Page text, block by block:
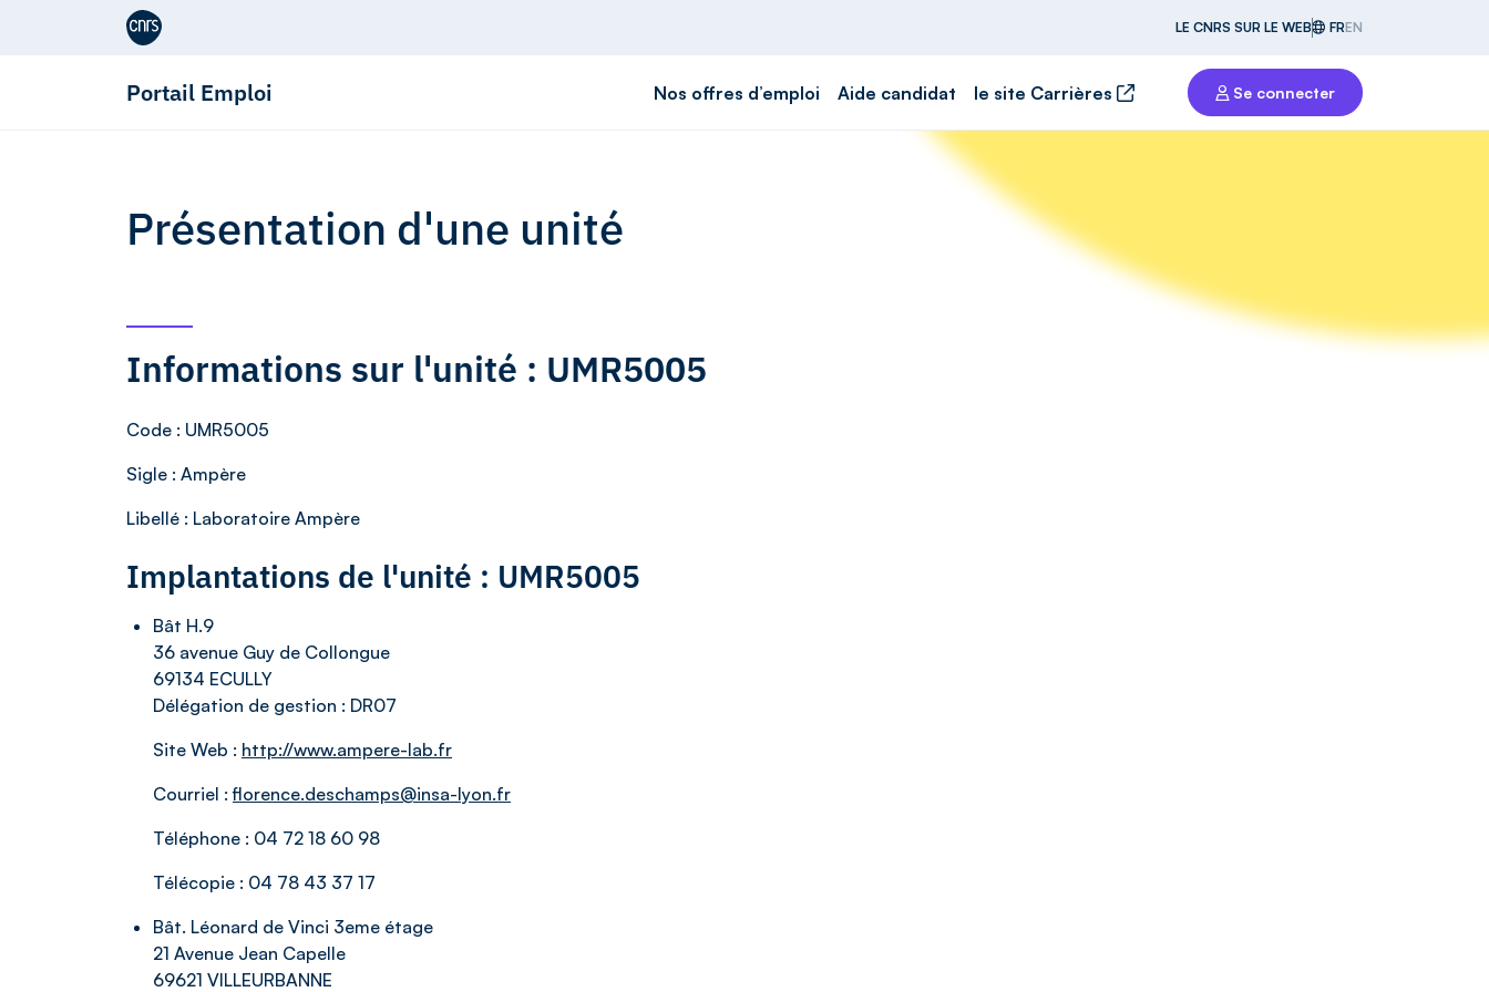
Aller au contenu
LE CNRS SUR LE WEB FREN
Portail Emploi Nos offres d’emploi Aide candidat le site Carrières Se connecter
Présentation d'une unité
Informations sur l'unité : UMR5005
Code : UMR5005
Sigle : Ampère
Libellé : Laboratoire Ampère
Implantations de l'unité : UMR5005
Bât H.9
36 avenue Guy de Collongue
69134 ECULLY
Délégation de gestion : DR07
Site Web : http://www.ampere-lab.fr
Courriel :florence.deschamps@insa-lyon.fr
Téléphone : 04 72 18 60 98
Télécopie : 04 78 43 37 17
Bât. Léonard de Vinci 3eme étage
21 Avenue Jean Capelle
69621 VILLEURBANNE